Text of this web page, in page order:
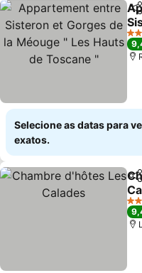
5
Selecione as datas para
exatos.
3